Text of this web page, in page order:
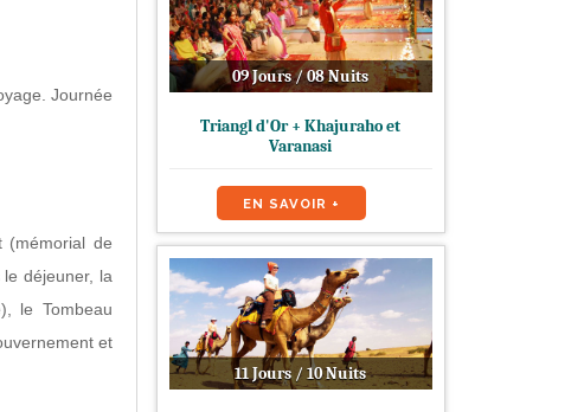
Journée
(mémorial de
déjeuner, la
le Tombeau
et
09 Jours / 08 Nuits
Triangl d'Or + Khajuraho et
Varanasi
EN SAVOIR +
11 Jours / 10 Nuits